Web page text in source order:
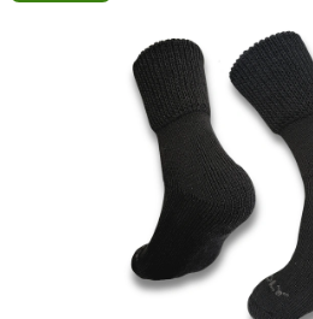
hvězdiček.